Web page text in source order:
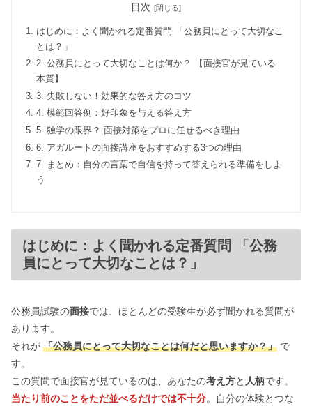
目次
はじめに：よく聞かれる定番質問 「公務員にとって大切なこ
とは？」
2. 公務員にとって大切なことは何か？ 【面接官が見ている
本質】
3. 失敗しない！効果的な答え方のコツ
4. 模範回答例：好印象を与える答え方
5. 独学の限界？ 面接対策をプロに任せるべき理由
6. アガルートの面接講座をおすすめする3つの理由
7. まとめ：自分の言葉で自信を持って答えられる準備をしよ
う
はじめに：よく聞かれる定番質問 「公務
員にとって大切なことは？」
公務員試験の面接では、ほとんどの受験生が必ず聞かれる質問が
あります。
それが 「公務員にとって大切なことは何だと思いますか？」 で
す。
この質問で面接官が見ているのは、あなたの考え方と 人柄です。
当たり前のことをただ並べるだけでは不十分。自分の体験とつな